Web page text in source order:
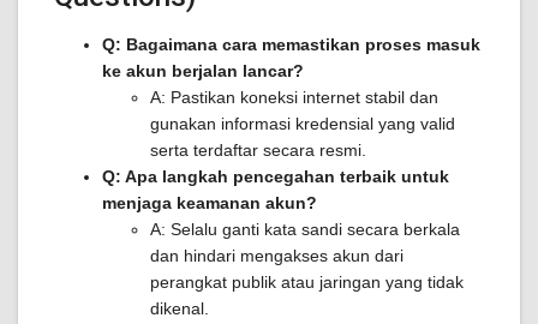
Q: Bagaimana cara memastikan proses masuk
ke akun berjalan lancar?
A: Pastikan koneksi internet stabil dan
gunakan informasi kredensial yang valid
serta terdaftar secara resmi.
Q: Apa langkah pencegahan terbaik untuk
menjaga keamanan akun?
A: Selalu ganti kata sandi secara berkala
dan hindari mengakses akun dari
perangkat publik atau jaringan yang tidak
dikenal.